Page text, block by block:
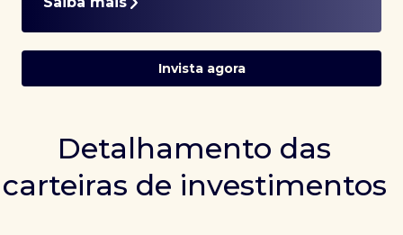
Invista agora
Detalhamento das
carteiras de investimentos